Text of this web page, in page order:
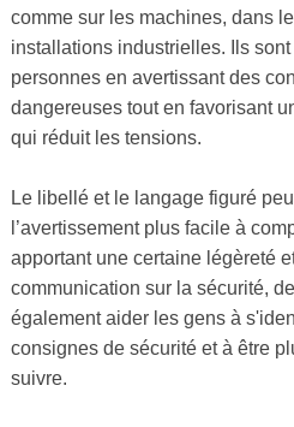
comme sur les machines, dans
installations industrielles. Ils
personnes en avertissant des
dangereuses tout en favorisant
qui réduit les tensions.
Le libellé et le langage figuré
l’avertissement plus facile à
apportant une certaine légèreté
communication sur la sécurité,
également aider les gens à
consignes de sécurité et à être
suivre.